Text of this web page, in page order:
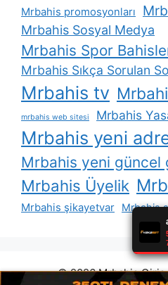
Mrbahis promosyonları
Mrbahis Sosyal Medya
Mrbahis Spor
Mrbahis Sıkça Sorulan
Mrbahis tv
mrbahis web sitesi Mrbahis
Mrbahis yeni
Mrbahis yeni güncel
Mrbahis Üyelik
Mrbahis şikayetvar Mrbahis
© 2026 Mrbahis Giriş